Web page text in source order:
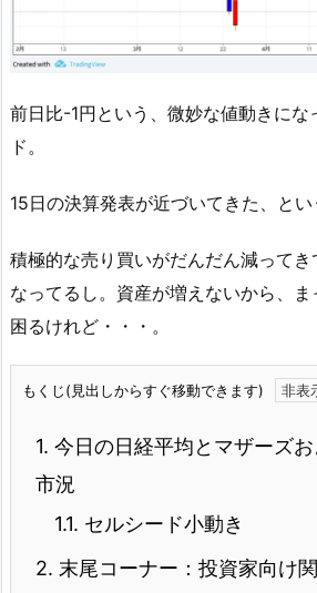
前日比-1円という、微妙な値動きにな
ド。
15日の決算発表が近づいてきた、とい
積極的な売り買いがだんだん減ってき
なってるし。資産が増えないから、
困るけれど・・・。
もくじ(見出しからすぐ移動できます)
1. 今日の日経平均とマザーズ
市況
1.1. セルシード小動き
2. 末尾コーナー：投資家向け